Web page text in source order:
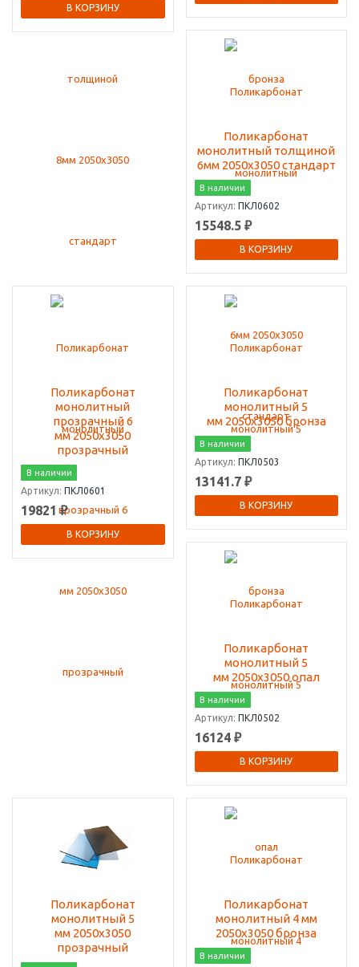
В КОРЗИНУ
Поликарбонат
монолитный толщиной
6мм 2050х3050 стандарт
В наличии
Артикул: ПКЛ0602
15548.5 ₽
В КОРЗИНУ
Поликарбонат
монолитный
прозрачный 6
мм 2050х3050
прозрачный
В наличии
Артикул: ПКЛ0601
19821 ₽
В КОРЗИНУ
Поликарбонат
монолитный 5
мм 2050х3050 бронза
В наличии
Артикул: ПКЛ0503
13141.7 ₽
В КОРЗИНУ
Поликарбонат
монолитный 5
мм 2050х3050 опал
В наличии
Артикул: ПКЛ0502
16124 ₽
В КОРЗИНУ
Поликарбонат
монолитный 5
мм 2050х3050
прозрачный
Поликарбонат
монолитный 4 мм
2050х3050 бронза
В наличии